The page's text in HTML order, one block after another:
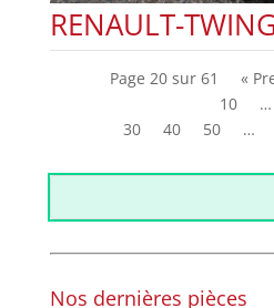
RENAULT-
Page 20 sur 61 «
10
…
30
40 50 …
Nos dernières pièces